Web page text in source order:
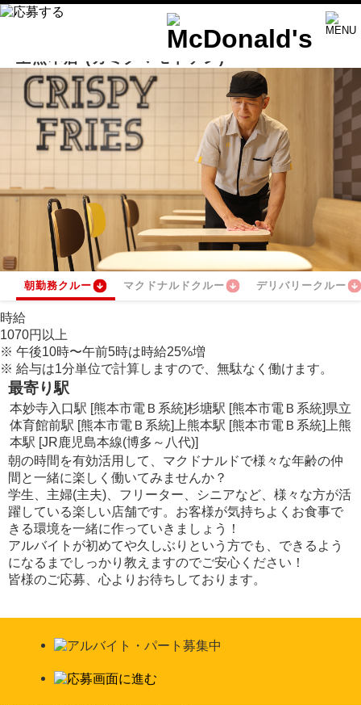
上熊本店 (カミクマモトテン)
朝勤務クルー マクドナルドクルー デリバリークルー
時給
1070円 以上
※ 午後10時〜午前5時は時給25%増
※ 給与は1分単位で計算しますので、無駄なく働けます。
最寄り駅
本妙寺入口駅 [熊本市電Ｂ系統]杉塘駅 [熊本市電Ｂ系統]県立
体育館前駅 [熊本市電Ｂ系統] 上熊本駅 [熊本市電Ｂ系統] 上熊
本駅 [JR鹿児島本線(博多～八代)]
朝の時間を有効活用して、マクドナルドで様々な年齢の仲
間と一緒に楽しく働いてみませんか？
学生、主婦(主夫)、フリーター、シニアなど、様々な方が活
躍している楽しい店舗です。お客様が気持ちよくお食事で
きる環境を一緒に作っていきましょう！
アルバイトが初めてや久しぶりという方でも、できるよう
になるまでしっかり教えますのでご安心ください！
皆様のご応募、心よりお待ちしております。